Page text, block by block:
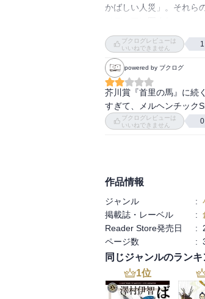
かばしい人災」。それら
ブクログレビューは
いいねできません
1
powered by ブクログ
芥川賞『首里の馬』に続
すぎて、メルヘンチック
ブクログレビューは
いいねできません
0
作品情報
ジャンル :
掲載誌・レーベル
:
Reader Store発売日
:
ページ数
:
同じジャンルのランキ
1位